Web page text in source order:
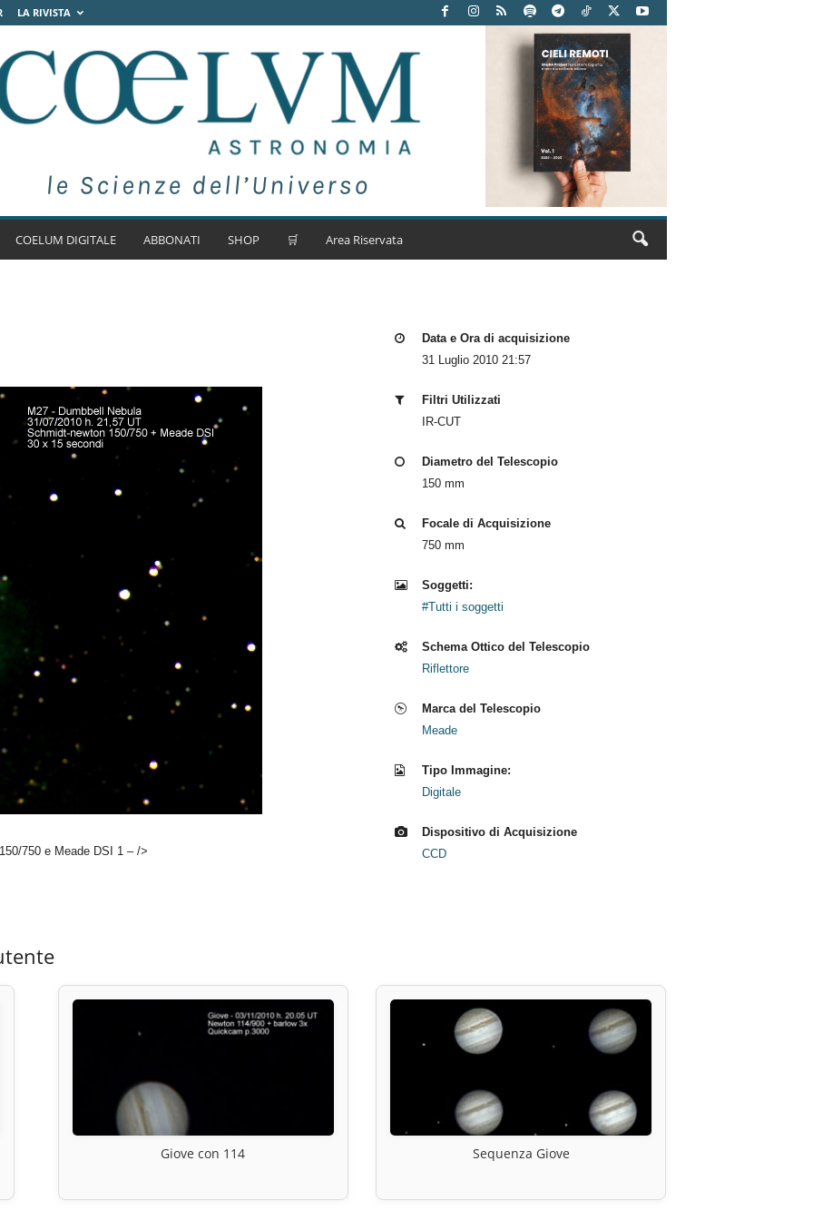
LA RIVISTA
COELUM DIGITALE ABBONATI SHOP 🛒 Area Riservata
750 e Meade DSI 1 – />
Data e Ora di acquisizione
31 Luglio 2010 21:57
Filtri Utilizzati
IR-CUT
Diametro del Telescopio
150 mm
Focale di Acquisizione
750 mm
Soggetti:
#Tutti i soggetti
Schema Ottico del Telescopio
Riflettore
Marca del Telescopio
Meade
Tipo Immagine:
Digitale
Dispositivo di Acquisizione
CCD
Giove con 114 Sequenza Giove